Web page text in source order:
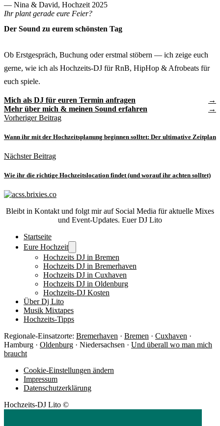
— Nina & David, Hochzeit 2025
Ihr plant gerade eure Feier?
Der Sound zu eurem schönsten Tag
Ob Erstgespräch, Buchung oder erstmal stöbern — ich zeige euch
gerne, wie ich als Hochzeits-DJ für RnB, HipHop & Afrobeats für
euch spiele.
Mich als DJ für euren Termin anfragen
Mehr über mich & meinen Sound erfahren
Vorheriger Beitrag
Wann ihr mit der Hochzeitsplanung beginnen solltet: Der ultimative Zeitplan
Nächster Beitrag
Wie ihr die richtige Hochzeitslocation findet (und worauf ihr achten solltet)
Bleibt in Kontakt und folgt mir auf Social Media für aktuelle Mixes
und Event-Updates. Euer DJ Lito
Startseite
Eure Hochzeit
Hochzeits DJ in Bremen
Hochzeits DJ in Bremerhaven
Hochzeits DJ in Cuxhaven
Hochzeits DJ in Oldenburg
Hochzeits-DJ Kosten
Über Dj Lito
Musik Mixtapes
Hochzeits-Tipps
Regionale-Einsatzorte: Bremerhaven · Bremen · Cuxhaven ·
Hamburg · Oldenburg · Niedersachsen · Und überall wo man mich
braucht
Cookie-Einstellungen ändern
Impressum
Datenschutzerklärung
Hochzeits-DJ Lito ©